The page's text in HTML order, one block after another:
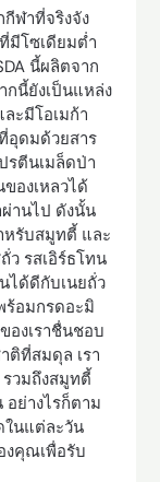
ฬาที่จริงจัง
มีโซเดียมต่ำ
นี้ผลิตจาก
กนี้ยังเป็นแหล่ง
ะมีโอเมก้า
อุดมด้วยสาร
รตีนเมล็ดป่า
องเหลวได้
ผ่านไป ดังนั้น
รับสมูทตี้ และ
ว รสเอิร์ธโทน
ได้ดีกับเนยถั่ว
ร้อมกรดอะมิ
องเราชื่นชอบ
ติที่สมดุล เรา
วมถึงสมูทตี้
อย่างไรก็ตาม
นแต่ละวัน
งคุณเพื่อรับ